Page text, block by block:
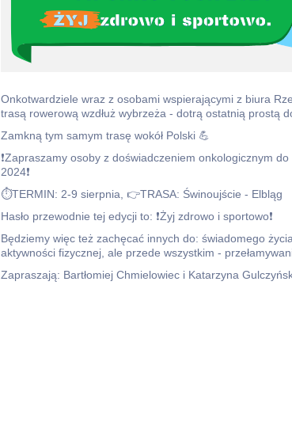
Onkotwardziele wraz z osobami wspierającymi z biura
trasą rowerową wzdłuż wybrzeża - dotrą ostatnią prostą do
Zamkną tym samym trasę wokół Polski 💪
❗Zapraszamy osoby z doświadczeniem onkologicznym
2024❗
⏱TERMIN: 2-9 sierpnia, 👉TRASA: Świnoujście - Elbląg
Hasło przewodnie tej edycji to: ❗Żyj zdrowo i sportowo❗
Będziemy więc też zachęcać innych do: świadomego
aktywności fizycznej, ale przede wszystkim -
Zapraszają: Bartłomiej Chmielowiec i Katarzyna